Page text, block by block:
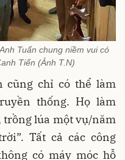
Tuấn chung niềm vui có
Tiến (Ảnh T.N)
cũng chỉ có thể làm
thống. Họ làm
trồng lúa một vụ/năm
Tất cả các công
có máy móc hỗ